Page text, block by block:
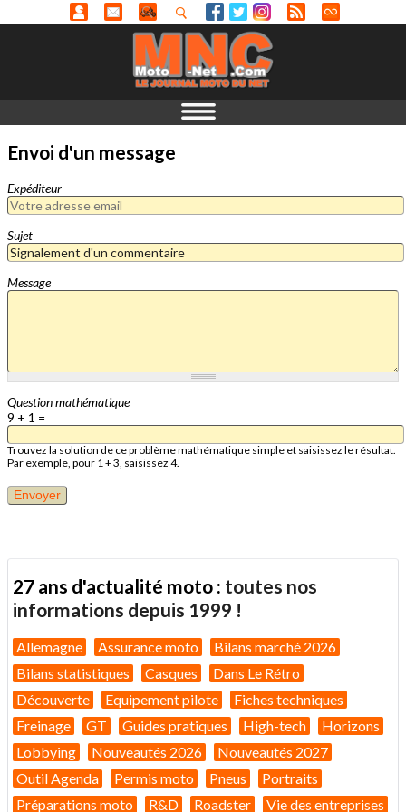
Envoi d'un message
Expéditeur
Sujet
Message
Question mathématique
9 + 1 =
Trouvez la solution de ce problème mathématique simple et saisissez le résultat.
Par exemple, pour 1 + 3, saisissez 4.
27 ans d'actualité moto : toutes nos
informations depuis 1999 !
Allemagne Assurance moto
Bilans marché 2026
Bilans statistiques
Casques
Dans Le Rétro
Découverte
Equipement pilote
Fiches techniques
Freinage
GT Guides pratiques High-tech
Horizons
Lobbying
Nouveautés 2026
Nouveautés 2027
Outil Agenda
Permis moto Pneus
Portraits
Préparations moto
R&D Roadster Vie des entreprises